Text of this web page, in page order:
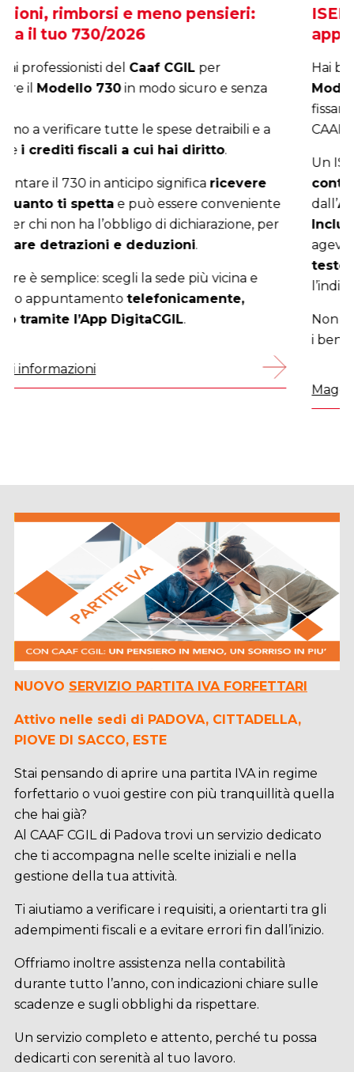
ISEE 2026: prenota ora il tuo
appuntamento
Hai bisogno dell’ISEE aggiornato? Puoi richiedere il
Modello ISEE 2026(basato sui redditi 2024)
fissando un appuntamento in una delle nostre sedi
CAAF CGIL Nordest.
continuare a beneficiaredi numerose prestazioni:
dall’Assegno Unico per i Figliall’Assegno di
Inclusione, dai servizi socio-sanitari, alle
agevolazioni pernidi, scuole, trasporti, libri di
che richiedono
l’indicatore aggiornato.
Non aspettare: aggiorna il tuo ISEE e assicurati tutti
Maggiori informazioni
NUOVO SERVIZIO PARTITA IVA FORFETTARI
Attivo nelle sedi di PADOVA, CITTADELLA,
PIOVE DI SACCO, ESTE
Stai pensando di aprire una partita IVA in regime
forfettario o vuoi gestire con più tranquillità quella
che hai già?
Al CAAF CGIL di Padova trovi un servizio dedicato
che ti accompagna nelle scelte iniziali e nella
gestione della tua attività.
Ti aiutiamo a verificare i requisiti, a orientarti tra gli
adempimenti fiscali e a evitare errori fin dall’inizio.
Offriamo inoltre assistenza nella contabilità
durante tutto l’anno, con indicazioni chiare sulle
scadenze e sugli obblighi da rispettare.
Un servizio completo e attento, perché tu possa
dedicarti con serenità al tuo lavoro.